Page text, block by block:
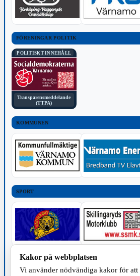
FÖRENINGAR POLITIK
POLITISKT INNEHÅLL
Transparensmeddelande
(TTPA)
KOMMUNEN
SPORT
TILLVERKNING
Kakor på webbplatsen
Vi använder nödvändiga kakor för att